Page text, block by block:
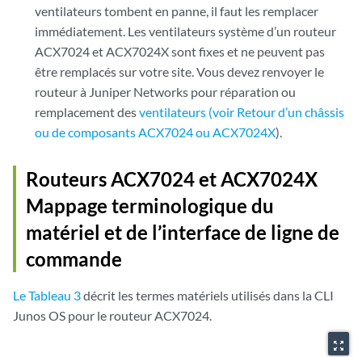
ventilateurs tombent en panne, il faut les remplacer
immédiatement. Les ventilateurs système d’un routeur
ACX7024et ACX7024Xsont fixes et ne peuvent pas
être remplacés sur votre site. Vous devez renvoyer le
routeur à Juniper Networks pour réparation ou
remplacement desventilateurs (voir Retour d’un châssis
ou de composants ACX7024 ou ACX7024X).
Routeurs ACX7024et ACX7024X
Mappage terminologique du
matériel et de l’interface de ligne de
commande
Le Tableau 3décrit les termes matériels utilisés dans la CLI
Junos OS pour le routeur ACX7024.
zoom_out_map